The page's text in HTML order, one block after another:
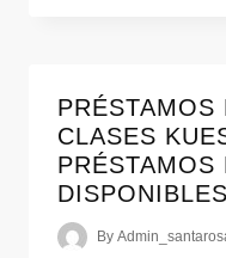
CLASES
PRÉSTAMOS
By